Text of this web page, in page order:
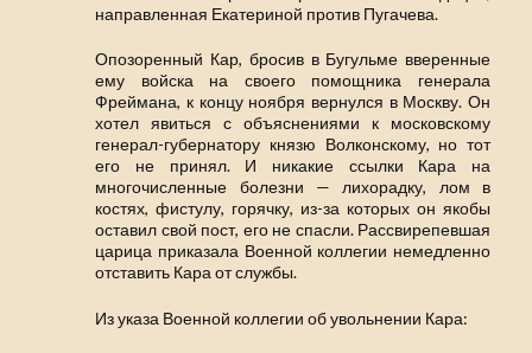
направленная Екатериной против Пугачева.
Опозоренный Кар, бросив в Бугульме вверенные
ему войска на своего помощника генерала
Фреймана, к концу ноября вернулся в Москву. Он
хотел явиться с объяснениями к московскому
генерал-губернатору князю Волконскому, но тот
его не принял. И никакие ссылки Кара на
многочисленные болезни — лихорадку, лом в
костях, фистулу, горячку, из-за которых он якобы
оставил свой пост, его не спасли. Рассвирепевшая
царица приказала Военной коллегии немедленно
отставить Кара от службы.
Из указа Военной коллегии об увольнении Кара: